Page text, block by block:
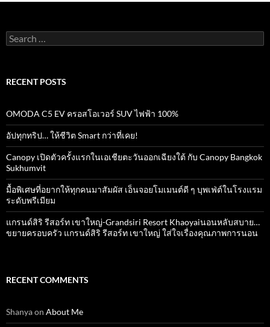
Search
for:
RECENT POSTS
OMODA C5 EV ครอสโอเวอร์ SUV ไฟฟ้า 100%
อัปทุกทริป… ให้ชีวิต Smart กว่าที่เคย!
Canopy เปิดตัวครั้งแรกในเอเชียตะวันออกเฉียงใต้ กับ Canopy Bangkok
Sukhumvit
มื้อพิเศษที่อยากให้ทุกคนมาสัมผัส เอ็นจอยโมเมนต์ดี ๆ บุพเฟ่ต์ในโรงแรม
ระดับพรีเมียม
แกรนด์สิริ​ รีสอร์ท​ เขาใหญ่​-Grandsiri​ Resort​ Khaoyaiนอนหลับสบาย…
ขยายครอบครัว แกรนด์สิริ รีสอร์ท เขาใหญ่ ใส่ใจเรื่องคุณภาพการนอน
RECENT COMMENTS
Shanyaon About Me